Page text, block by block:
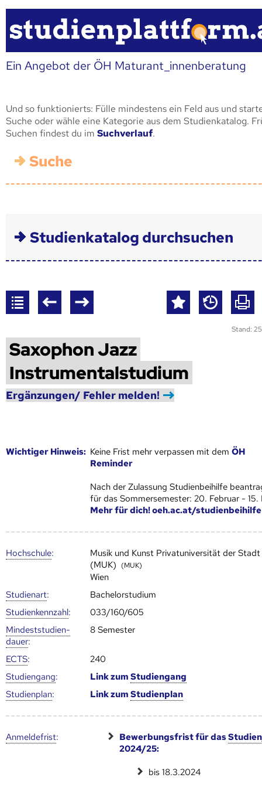
Ein Angebot der ÖH Maturant_innenberatung
Und so funktionierts: Fülle mindestens ein Feld aus und
Suche oder wähle eine Kategorie aus dem Studienkatalog.
Suchen findest du im Suchverlauf.
Suche
Studienkatalog durchsuchen
Stand:
Saxophon Jazz
Instrumentalstudium
Ergänzungen/ Fehler melden!
Wich­ti­ger Hin­weis: Keine Frist mehr verpassen mit demÖH
Reminder
Nach der Zulassung Studienbeihilfe
für das Sommersemester: 20. Februar - 15.
Mehr für dich! oeh.ac.at/studienbeihilfe
Hoch­schule:
Musik und Kunst Privatuniversität der Stadt
(MUK)
(MUK)
Wien
Studienart:
Bachelorstudium
Studien­kenn­zahl:
033/160/605
Mindest­studien­
dauer:
8 Semester
ECTS:
240
Studien­gang: Link zumStudien­gang
Studien­plan: Link zumStudien­plan
Anmelde­frist: Bewerbungsfrist für das
2024/25:
bis 18.3.2024